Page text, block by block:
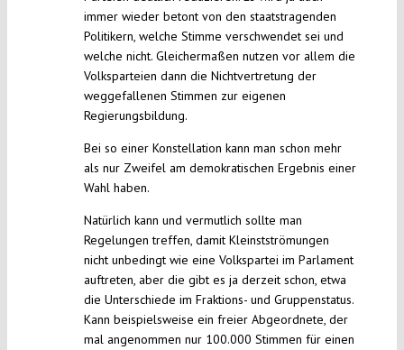
immer wieder betont von den staatstragenden
Politikern, welche Stimme verschwendet sei und
welche nicht. Gleichermaßen nutzen vor allem die
Volksparteien dann die Nichtvertretung der
weggefallenen Stimmen zur eigenen
Regierungsbildung.
Bei so einer Konstellation kann man schon mehr
als nur Zweifel am demokratischen Ergebnis einer
Wahl haben.
Natürlich kann und vermutlich sollte man
Regelungen treffen, damit Kleinstströmungen
nicht unbedingt wie eine Volkspartei im Parlament
auftreten, aber die gibt es ja derzeit schon, etwa
die Unterschiede im Fraktions- und Gruppenstatus.
Kann beispielsweise ein freier Abgeordnete, der
mal angenommen nur 100.000 Stimmen für einen